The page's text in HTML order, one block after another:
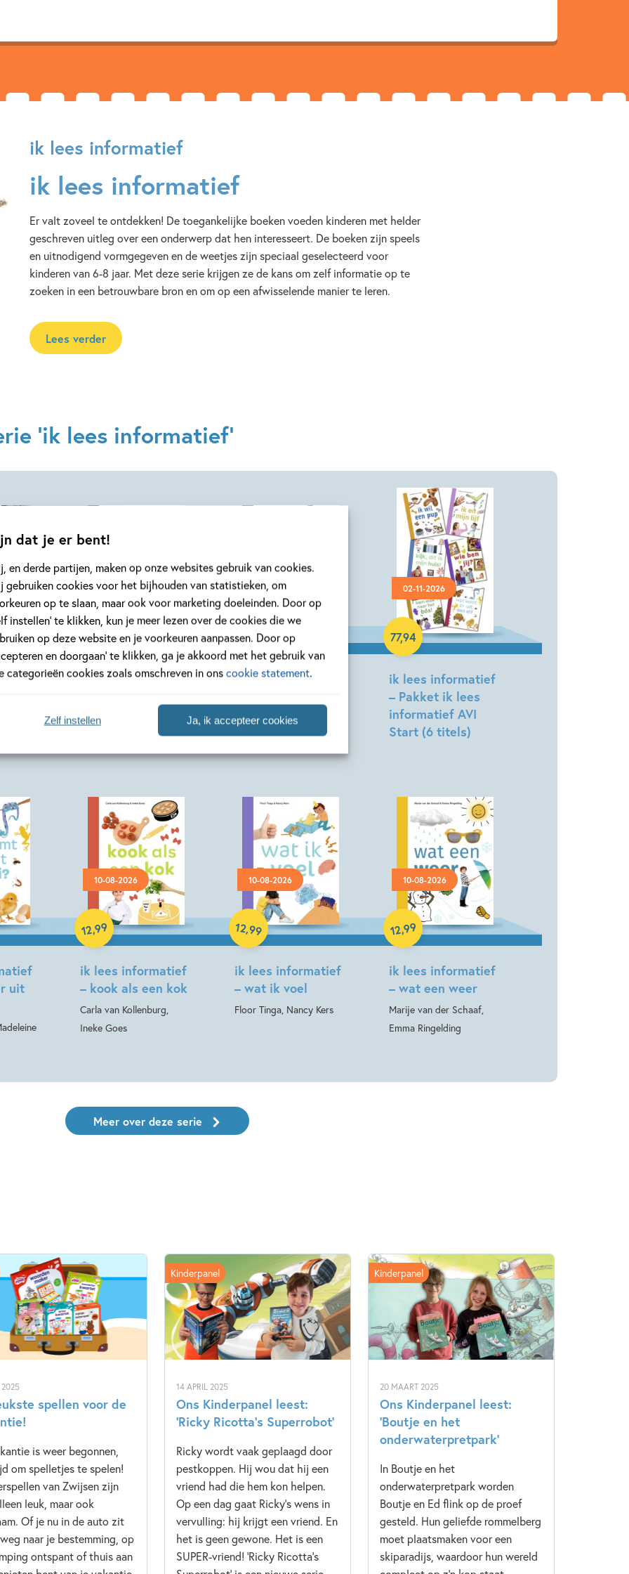
dat je er bent!
en derde partijen, maken op onze websites gebruik van cookies.
gebruiken cookies voor het bijhouden van statistieken, om
op te slaan, maar ook voor marketing doeleinden. Door op
instellen’ te klikken, kun je meer lezen over de cookies die we
op deze website en je voorkeuren aanpassen. Door op
en doorgaan’ te klikken, ga je akkoord met het gebruik van
categorieën cookies zoals omschreven in onscookie statement.
Ja, ik accepteer cookies
Zelf instellen
ik lees informatief
ik lees informatief
Er valt zoveel te ontdekken! De toegankelijke boeken voeden kinderen met helder
geschreven uitleg over een onderwerp dat hen interesseert. De boeken zijn speels
en uitnodigend vormgegeven en de weetjes zijn speciaal geselecteerd voor
kinderen van 6-8 jaar. Met deze serie krijgen ze de kans om zelf informatie op te
zoeken in een betrouwbare bron en om op een afwisselende manier te leren.
Lees verder
'ik lees informatief'
02-11-2026
ik lees informatief
12,99
02-11-2026
ik lees informatief
Jolanda Horsten, Lindy
Kuijpers
12,99
Hardcover
02-11-2026
ik lees informatief
– Pakket ik lees
informatief AVI
Start (6 titels)
77,94
Samengesteld pakket
uit
10-08-2026
ik lees informatief
– kook als een kok
Carla van Kollenburg,
Ineke Goes
12,99
Hardcover
10-08-2026
ik lees informatief
– wat ik voel
Floor Tinga, Nancy Kers
12,99
Hardcover
10-08-2026
ik lees informatief
– wat een weer
Marije van der Schaaf,
Emma Ringelding
12,99
Hardcover
Meer over deze serie
spellen voor de
is weer begonnen,
om spelletjes te spelen!
van Zwijsen zijn
leuk, maar ook
Of je nu in de auto zit
naar je bestemming, op
ontspant of thuis aan
14 APRIL 2025
Ons Kinderpanel leest:
‘Ricky Ricotta’s Superrobot’
Ricky wordt vaak geplaagd door
pestkoppen. Hij wou dat hij een
vriend had die hem kon helpen.
Op een dag gaat Ricky’s wens in
vervulling: hij krijgt een vriend. En
het is geen gewone. Het is een
SUPER-vriend! 'Ricky Ricotta's
Kinderpanel
20 MAART 2025
Ons Kinderpanel leest:
‘Boutje en het
onderwaterpretpark’
In Boutje en het
onderwaterpretpark worden
Boutje en Ed flink op de proef
gesteld. Hun geliefde rommelberg
moet plaatsmaken voor een
skiparadijs, waardoor hun wereld
Kinderpanel